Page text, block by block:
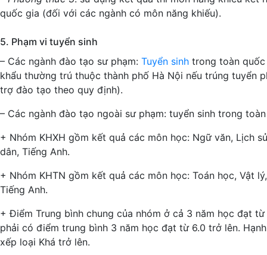
quốc gia (đối với các ngành có môn năng khiếu).
5. Phạm vi tuyển sinh
– Các ngành đào tạo sư phạm: Tuyển sinh trong toàn
khẩu thường trú thuộc thành phố Hà Nội nếu trúng tuyển
trợ đào tạo theo quy định).
– Các ngành đào tạo ngoài sư phạm: tuyển sinh trong
+ Nhóm KHXH gồm kết quả các môn học: Ngữ văn, Lịch
dân, Tiếng Anh.
+ Nhóm KHTN gồm kết quả các môn học: Toán học, Vật
Tiếng Anh.
+ Điểm Trung bình chung của nhóm ở cả 3 năm học đạt
phải có điểm trung bình 3 năm học đạt từ 6.0 trở lên.
xếp loại Khá trở lên.